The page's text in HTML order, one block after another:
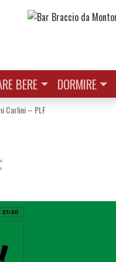
BERE DORMIRE
Carlini – PLF